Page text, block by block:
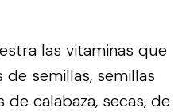
las vitaminas que
semillas, semillas
calabaza, secas, de